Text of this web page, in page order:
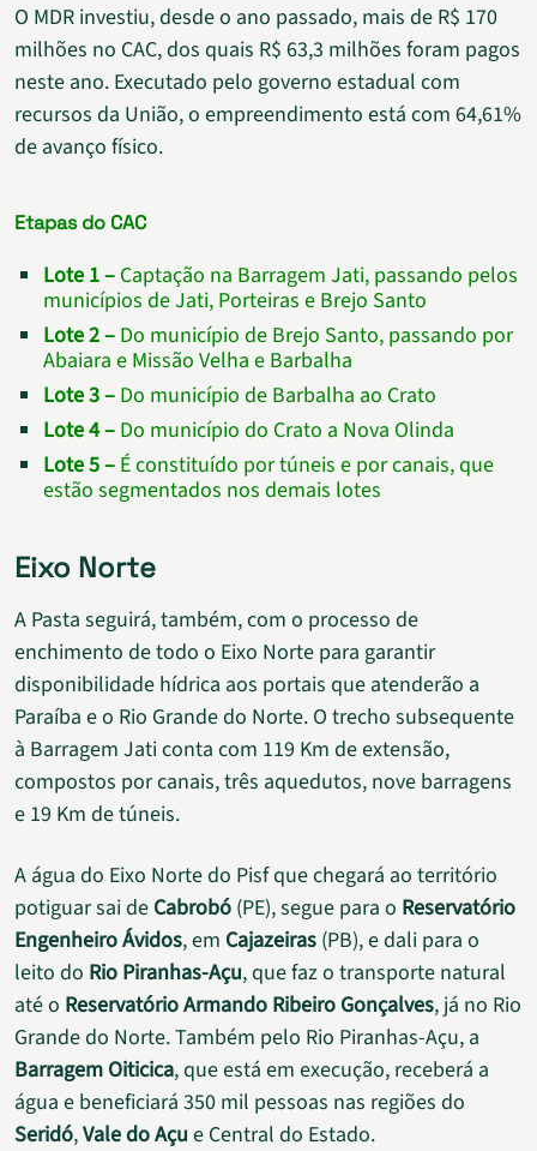
O MDR investiu, desde o ano passado, mais de R$ 170
milhões no CAC, dos quais R$ 63,3 milhões foram pagos
neste ano. Executado pelo governo estadual com
recursos da União, o empreendimento está com 64,61%
de avanço físico.
Etapas do CAC
Lote 1 – Captação na Barragem Jati, passando pelos
municípios de Jati, Porteiras e Brejo Santo
Lote 2 – Do município de Brejo Santo, passando por
Abaiara e Missão Velha e Barbalha
Lote 3 – Do município de Barbalha ao Crato
Lote 4 – Do município do Crato a Nova Olinda
Lote 5 – É constituído por túneis e por canais, que
estão segmentados nos demais lotes
Eixo Norte
A Pasta seguirá, também, com o processo de
enchimento de todo o Eixo Norte para garantir
disponibilidade hídrica aos portais que atenderão a
Paraíba e o Rio Grande do Norte. O trecho subsequente
à Barragem Jati conta com 119 Km de extensão,
compostos por canais, três aquedutos, nove barragens
e 19 Km de túneis.
A água do Eixo Norte do Pisf que chegará ao território
potiguar sai de Cabrobó (PE), segue para o Reservatório
Engenheiro Ávidos, em Cajazeiras (PB), e dali para o
leito do Rio Piranhas-Açu, que faz o transporte natural
até o Reservatório Armando Ribeiro Gonçalves, já no Rio
Grande do Norte. Também pelo Rio Piranhas-Açu, a
Barragem Oiticica, que está em execução, receberá a
água e beneficiará 350 mil pessoas nas regiões do
Seridó,Vale do Açu e Central do Estado.